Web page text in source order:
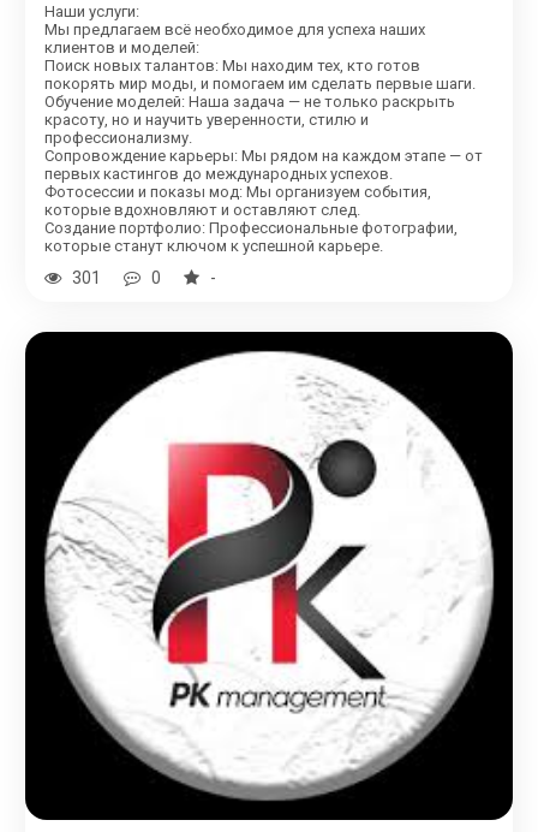
Наши услуги:
Мы предлагаем всё необходимое для успеха наших
клиентов и моделей:
Поиск новых талантов: Мы находим тех, кто готов
покорять мир моды, и помогаем им сделать первые шаги.
Обучение моделей: Наша задача — не только раскрыть
красоту, но и научить уверенности, стилю и
профессионализму.
Сопровождение карьеры: Мы рядом на каждом этапе — от
первых кастингов до международных успехов.
Фотосессии и показы мод: Мы организуем события,
которые вдохновляют и оставляют след.
Создание портфолио: Профессиональные фотографии,
которые станут ключом к успешной карьере.
301 0 -